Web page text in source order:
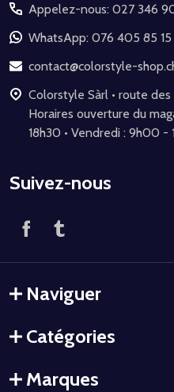
pied
de
page
Appelez-nous: 027 346
WhatsApp: 076 405 85 15
contact@colorstyle-
Colorstyle Sàrl • route des Rottes 8 • 1964 Conthey •
Horaires ouverture du magasin : Lundi –
18h30 • Vendredi : 9h00 -
Suivez-nous
Naviguer
Catégories
Marques